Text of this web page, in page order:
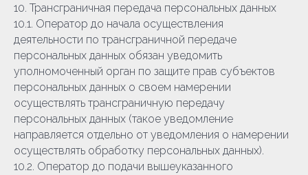
10. Трансграничная передача персональных данных
10.1. Оператор до начала осуществления
деятельности по трансграничной передаче
персональных данных обязан уведомить
уполномоченный орган по защите прав субъектов
персональных данных о своем намерении
осуществлять трансграничную передачу
персональных данных (такое уведомление
направляется отдельно от уведомления о намерении
осуществлять обработку персональных данных).
10.2. Оператор до подачи вышеуказанного